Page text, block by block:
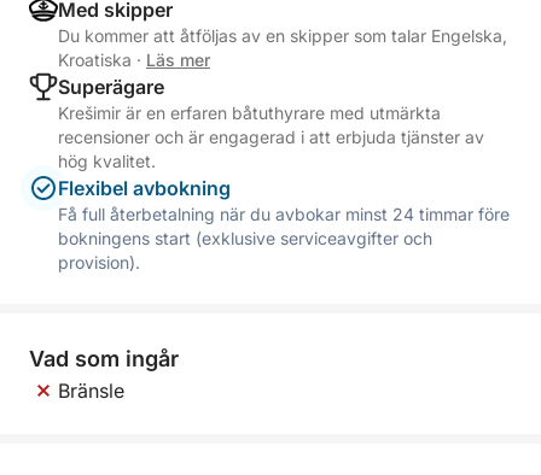
Med skipper
Du kommer att åtföljas av en skipper som talar Engelska,
Kroatiska · Läs mer
Superägare
Krešimir är en erfaren båtuthyrare med utmärkta
recensioner och är engagerad i att erbjuda tjänster av
hög kvalitet.
Flexibel avbokning
Få full återbetalning när du avbokar minst 24 timmar före
bokningens start (exklusive serviceavgifter och
provision).
Vad som ingår
Bränsle